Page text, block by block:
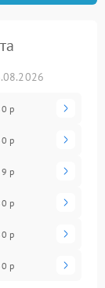
р
р
р
р
р
р